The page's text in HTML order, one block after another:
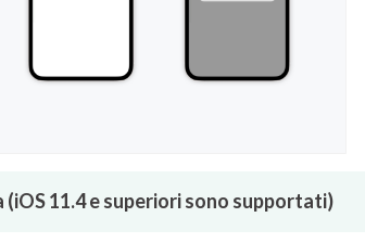
11.4 e superiori sono supportati)